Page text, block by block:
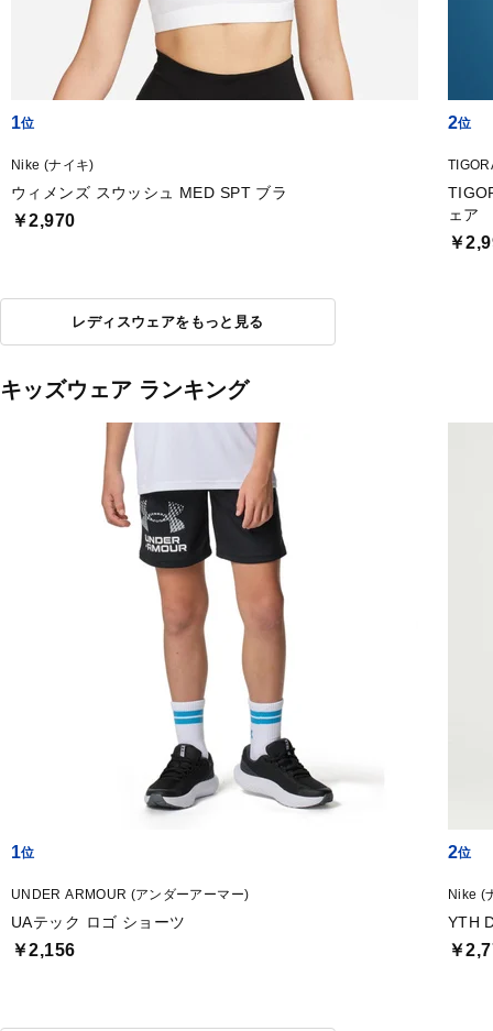
1
Nike (ナイキ)
ウィメンズ スウッシュ MED SPT ブラ
￥2,970
2
ェア
￥
レディスウェアをもっと見る
キッズウェア ランキング
1
UNDER ARMOUR (アンダーアーマー)
UAテック ロゴ ショーツ
￥2,156
2
Nike (
YTH
￥